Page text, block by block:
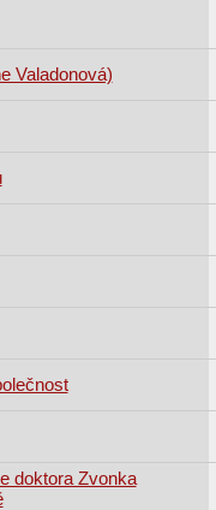
Valadonová)
doktora Zvonka